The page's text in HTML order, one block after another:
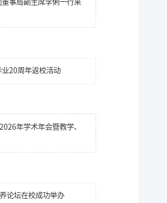
事局副主席李俐一行来
20周年返校活动
年学术年会暨教学、
论坛在校成功举办